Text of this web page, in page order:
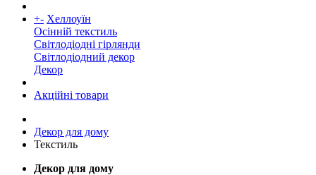
+- Хеллоуїн
Осінній текстиль
Світлодіодні гірлянди
Світлодіодний декор
Декор
Акційні товари
Декор для дому
Текстиль
Декор для дому